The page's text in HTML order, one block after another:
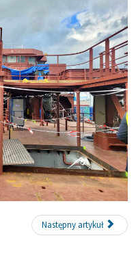
Następny artykuł